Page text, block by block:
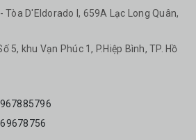
Tòa D'Eldorado I, 659A Lạc Long Quân,
5, khu Vạn Phúc 1, P.Hiệp Bình, TP. Hồ